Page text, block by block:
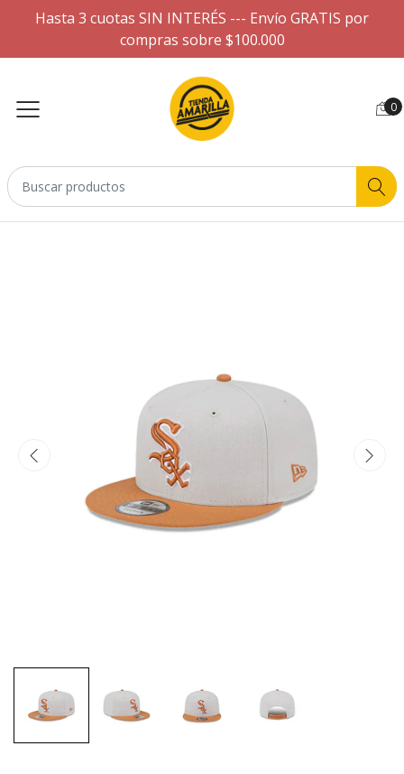
Hasta 3 cuotas SIN INTERÉS --- Envío GRATIS por
compras sobre $100.000
0